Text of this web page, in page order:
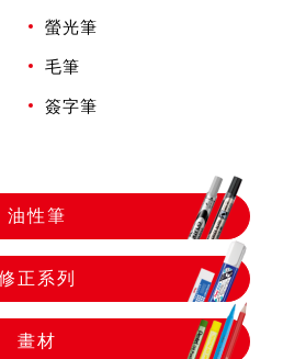
水性筆
修正系列
畫材
螢光筆
毛筆
簽字筆
油性筆
正系列
畫材